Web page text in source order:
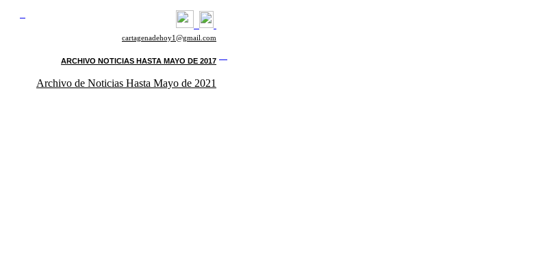
cartagenadehoy1@gmail.com
ARCHIVO NOTICIAS HASTA MAYO DE 2017
Archivo de Noticias Hasta Mayo de 2021